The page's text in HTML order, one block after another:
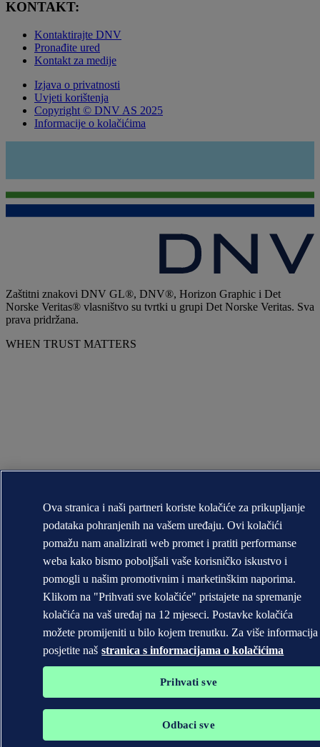
KONTAKT:
Kontaktirajte DNV
Pronađite ured
Kontakt za medije
Izjava o privatnosti
Uvjeti korištenja
Copyright © DNV AS 2025
Informacije o kolačićima
Zaštitni znakovi DNV GL®, DNV®, Horizon Graphic i Det
Norske Veritas® vlasništvo su tvrtki u grupi Det Norske Veritas. Sva
prava pridržana.
WHEN TRUST MATTERS
Ova stranica i naši partneri koriste kolačiće za prikupljanje
podataka pohranjenih na vašem uređaju. Ovi kolačići
pomažu nam analizirati web promet i pratiti performanse
weba kako bismo poboljšali vaše korisničko iskustvo i
pomogli u našim promotivnim i marketinškim naporima.
Klikom na "Prihvati sve kolačiće" pristajete na spremanje
kolačića na vaš uređaj na 12 mjeseci. Postavke kolačića
možete promijeniti u bilo kojem trenutku. Za više informacija
posjetite naš stranica s informacijama o kolačićima
Prihvati sve
Odbaci sve